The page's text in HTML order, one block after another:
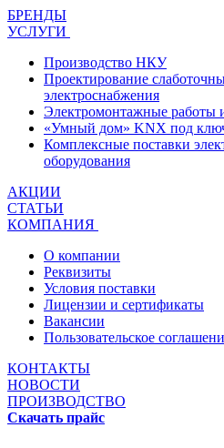
БРЕНДЫ
УСЛУГИ
Производство НКУ
Проектирование
электроснабжения
Электромонтажные
«Умный дом» KNX под
Комплексные поставки
оборудования
АКЦИИ
СТАТЬИ
КОМПАНИЯ
О компании
Реквизиты
Условия поставки
Лицензии и сертификаты
Вакансии
Пользовательское
КОНТАКТЫ
НОВОСТИ
ПРОИЗВОДСТВО
Скачать прайс